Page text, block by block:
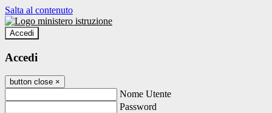
Salta al contenuto
Accedi
Accedi
button close ×
Nome Utente
Password